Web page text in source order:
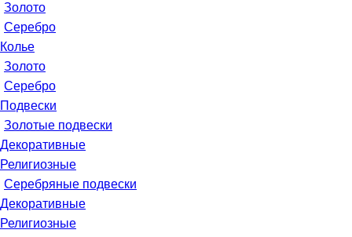
Золото
Серебро
Колье
Золото
Серебро
Подвески
Золотые подвески
Декоративные
Религиозные
Серебряные подвески
Декоративные
Религиозные